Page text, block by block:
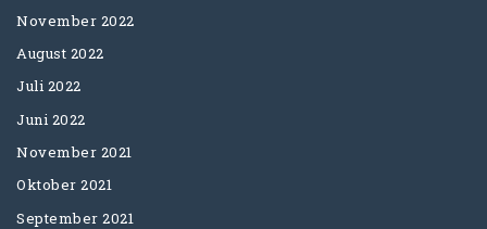
November 2022
August 2022
Juli 2022
Juni 2022
November 2021
Oktober 2021
September 2021